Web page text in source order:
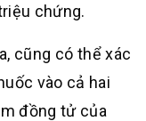
chứng.
cũng có thể xác
vào cả hai
đồng tử của